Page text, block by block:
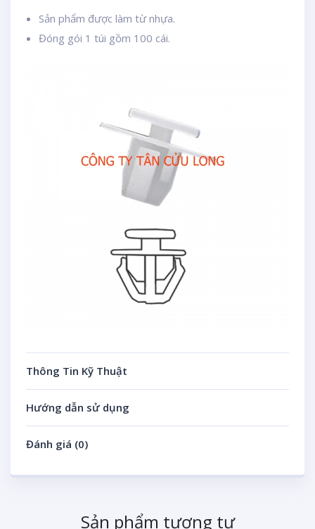
Sản phẩm được làm từ nhựa.
Đóng gói 1 túi gồm 100 cái.
Thông Tin Kỹ Thuật
Hướng dẫn sử dụng
Đánh giá (0)
Sản phẩm tương tự